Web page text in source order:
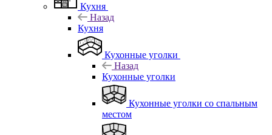
Кухня
Назад
Кухня
Кухонные уголки
Назад
Кухонные уголки
Кухонные уголки со спальным
местом